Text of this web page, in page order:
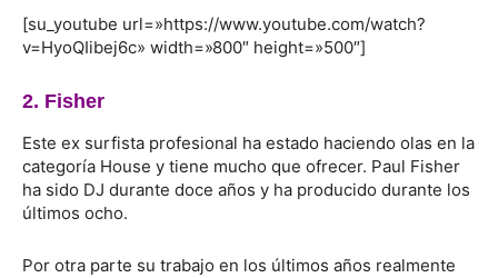
[su_youtube url=»https://www.youtube.com/watch?
v=HyoQIibej6c» width=»800″ height=»500″]
2. Fisher
Este ex surfista profesional ha estado haciendo olas en la
categoría House y tiene mucho que ofrecer. Paul Fisher
ha sido DJ durante doce años y ha producido durante los
últimos ocho.
Por otra parte su trabajo en los últimos años realmente